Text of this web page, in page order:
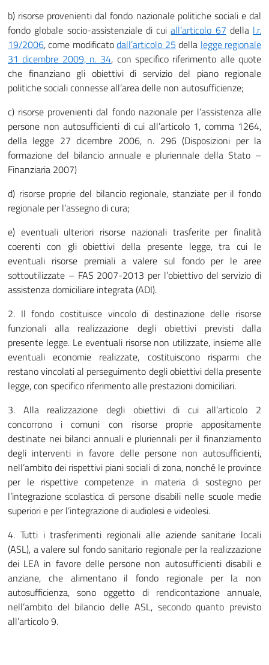
b) risorse provenienti dal fondo nazionale politiche sociali e dal
fondo globale socio-assistenziale di cuiall’articolo 67 della l.r.
19/2006, come modificatodall’articolo 25 della legge regionale
31 dicembre 2009, n. 34, con specifico riferimento alle quote
che finanziano gli obiettivi di servizio del piano regionale
politiche sociali connesse all’area delle non autosufficienze;
c) risorse provenienti dal fondo nazionale per l’assistenza alle
persone non autosufficienti di cui all’articolo 1, comma 1264,
della legge 27 dicembre 2006, n. 296 (Disposizioni per la
formazione del bilancio annuale e pluriennale della Stato –
Finanziaria 2007)
d) risorse proprie del bilancio regionale, stanziate per il fondo
regionale per l’assegno di cura;
e) eventuali ulteriori risorse nazionali trasferite per finalità
coerenti con gli obiettivi della presente legge, tra cui le
eventuali risorse premiali a valere sul fondo per le aree
sottoutilizzate – FAS 2007-2013 per l’obiettivo del servizio di
assistenza domiciliare integrata (ADI).
2. Il fondo costituisce vincolo di destinazione delle risorse
funzionali alla realizzazione degli obiettivi previsti dalla
presente legge. Le eventuali risorse non utilizzate, insieme alle
eventuali economie realizzate, costituiscono risparmi che
restano vincolati al perseguimento degli obiettivi della presente
legge, con specifico riferimento alle prestazioni domiciliari.
3. Alla realizzazione degli obiettivi di cui all’articolo 2
concorrono i comuni con risorse proprie appositamente
destinate nei bilanci annuali e pluriennali per il finanziamento
degli interventi in favore delle persone non autosufficienti,
nell’ambito dei rispettivi piani sociali di zona, nonché le province
per le rispettive competenze in materia di sostegno per
l’integrazione scolastica di persone disabili nelle scuole medie
superiori e per l’integrazione di audiolesi e videolesi.
4. Tutti i trasferimenti regionali alle aziende sanitarie locali
(ASL), a valere sul fondo sanitario regionale per la realizzazione
dei LEA in favore delle persone non autosufficienti disabili e
anziane, che alimentano il fondo regionale per la non
autosufficienza, sono oggetto di rendicontazione annuale,
nell’ambito del bilancio delle ASL, secondo quanto previsto
all’articolo 9.